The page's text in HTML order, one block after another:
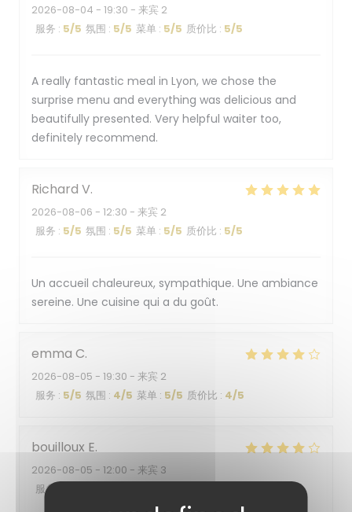
2026-08-04 - 19:30 - 来宾 2
服务 : 5/5 氛围 : 5/5 菜单 : 5/5 质价比 : 5/5
A really fantastic meal in Lyon, we chose the
surprise menu and everything was delicious and
beautifully presented. Very helpful waiter too,
definitely recommend.
Richard V
2026-08-06 - 12:30 - 来宾 2
服务 : 5/5 氛围 : 5/5 菜单 : 5/5 质价比 : 5/5
Un accueil chaleureux, sympathique. Une ambiance
sereine. Une cuisine qui a du goût.
emma C
2026-08-05 - 19:30 - 来宾 2
服务 : 5/5 氛围 : 4/5 菜单 : 5/5 质价比 : 4/5
bouilloux E
2026-08-05 - 12:00 - 来宾 3
服务